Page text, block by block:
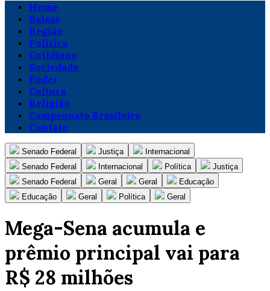
Home
Balsas
Região
Política
Cotidiano
Sociedade
Poder
Cultura
Religião
Campeonato Brasileiro
Contato
Senado Federal Justiça
Internacional
Senado Federal
Internacional Política
Justiça
Senado Federal
Geral Geral
Educação
Educação
Geral Política Geral
Mega-Sena acumula e
prêmio principal vai para
R$ 28 milhões